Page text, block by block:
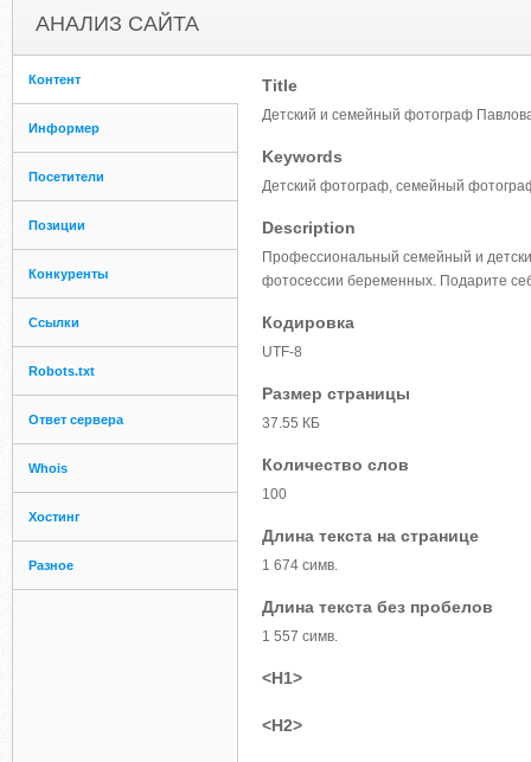
АНАЛИЗ САЙТА
Контент
Информер
Посетители
Позиции
Конкуренты
Ссылки
Robots.txt
Ответ сервера
Whois
Хостинг
Разное
Title
Детский и семейный фотограф
Keywords
Детский фотограф, семейный
Description
Профессиональный семейный и
фотосессии беременных. Подарите
Кодировка
UTF-8
Размер страницы
37.55 КБ
Количество слов
100
Длина текста на странице
1 674 симв.
Длина текста без пробелов
1 557 симв.
<H1>
<H2>